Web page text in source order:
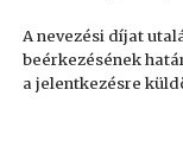
A nevezési díjat
beérkezésének
a jelentkezésre